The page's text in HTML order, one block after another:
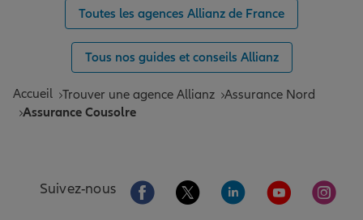
Toutes les agences Allianz de France
Tous nos guides et conseils Allianz
Accueil Trouver une agence Allianz Assurance Nord
Assurance Cousolre
Suivez-nous Aller sur la page Facebook de Allianz
Aller sur la page Twitter de
Aller sur la page
Aller sur la
Aller